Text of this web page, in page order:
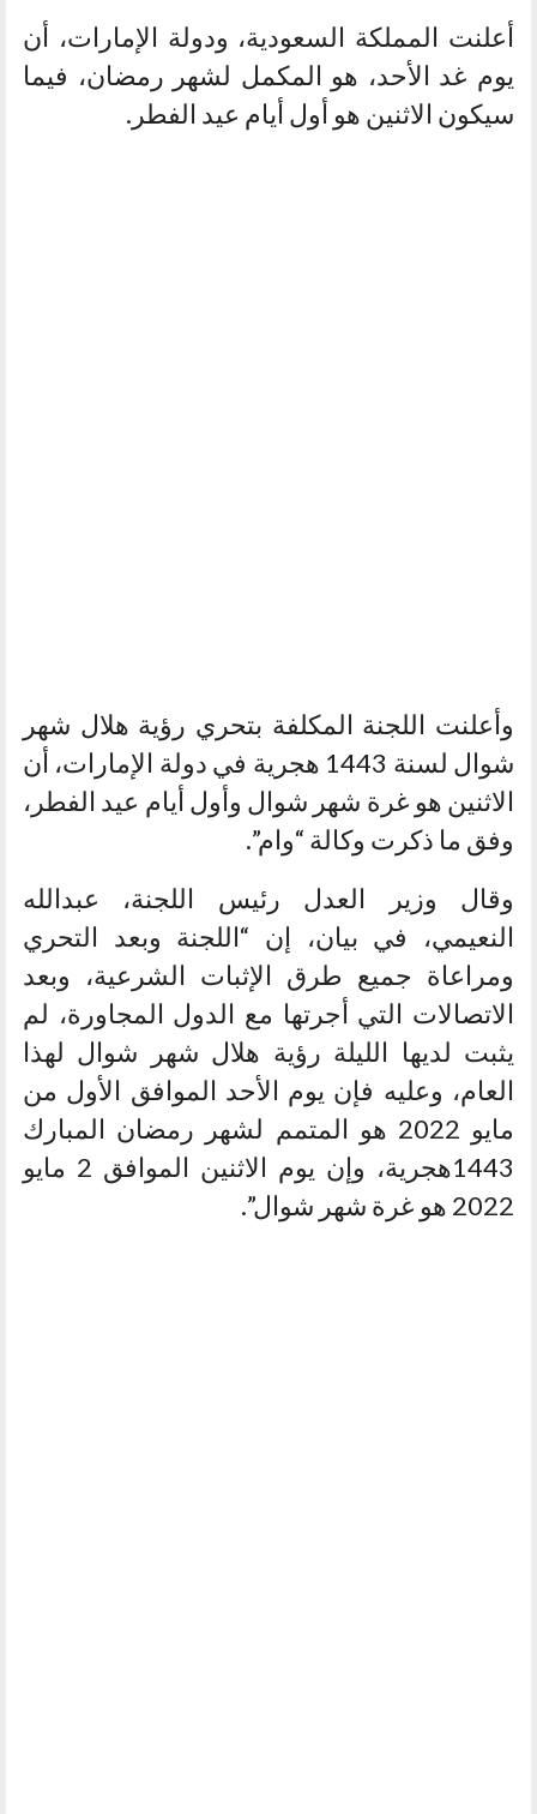
أعلنت المملكة السعودية، ودولة الإمارات، أن
يوم غد الأحد، هو المكمل لشهر رمضان، فيما
سيكون الاثنين هو أول أيام عيد الفطر.
وأعلنت اللجنة المكلفة بتحري رؤية هلال شهر
شوال لسنة 1443 هجرية في دولة الإمارات، أن
الاثنين هو غرة شهر شوال وأول أيام عيد الفطر،
وفق ما ذكرت وكالة “وام”.
وقال وزير العدل رئيس اللجنة، عبدالله
النعيمي، في بيان، إن “اللجنة وبعد التحري
ومراعاة جميع طرق الإثبات الشرعية، وبعد
الاتصالات التي أجرتها مع الدول المجاورة، لم
يثبت لديها الليلة رؤية هلال شهر شوال لهذا
العام، وعليه فإن يوم الأحد الموافق الأول من
مايو 2022 هو المتمم لشهر رمضان المبارك
1443هجرية، وإن يوم الاثنين الموافق 2 مايو
2022 هو غرة شهر شوال”.